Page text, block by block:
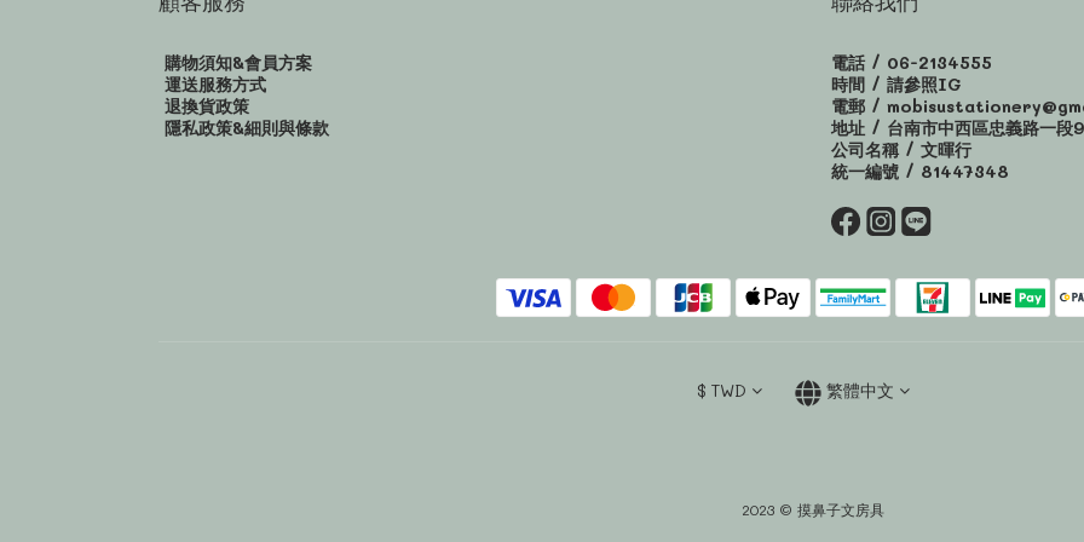
購物須知&會員方案
運送服務方式
退換貨政策
隱私政策&細則與條款
電話 / 06-2134555
時間 / 請參照IG
電郵 /
地址 / 台南市中西區忠義路一段
公司名稱 / 文暉行
統一編號 / 81447348
$ TWD 繁體中文
2023 © 摸鼻子文房具